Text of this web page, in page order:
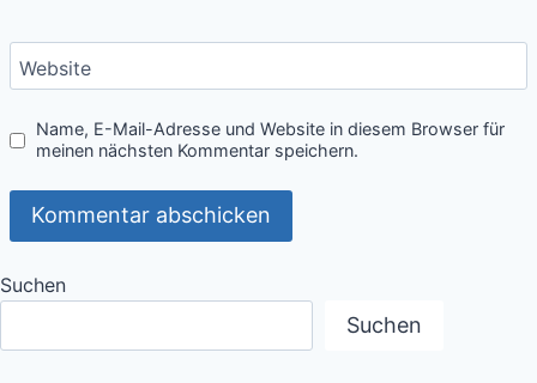
Website
Name, E-Mail-Adresse und Website in diesem Browser für
meinen nächsten Kommentar speichern.
Suchen
Suchen